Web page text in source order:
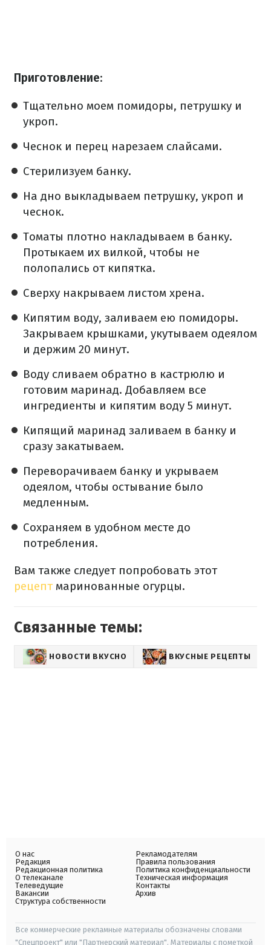
Приготовление:
Тщательно моем помидоры, петрушку и
укроп.
Чеснок и перец нарезаем слайсами.
Стерилизуем банку.
На дно выкладываем петрушку, укроп и
чеснок.
Томаты плотно накладываем в банку.
Протыкаем их вилкой, чтобы не
полопались от кипятка.
Сверху накрываем листом хрена.
Кипятим воду, заливаем ею помидоры.
Закрываем крышками, укутываем одеялом
и держим 20 минут.
Воду сливаем обратно в кастрюлю и
готовим маринад. Добавляем все
ингредиенты и кипятим воду 5 минут.
Кипящий маринад заливаем в банку и
сразу закатываем.
Переворачиваем банку и укрываем
одеялом, чтобы остывание было
медленным.
Сохраняем в удобном месте до
потребления.
Вам также следует попробовать этот
рецепт маринованные огурцы.
Связанные темы:
НОВОСТИ ВКУСНО ВКУСНЫЕ РЕЦЕПТЫ
О нас
Редакция
Редакционная политика
О телеканале
Телеведущие
Вакансии
Структура собственности
Рекламодателям
Правила пользования
Политика конфиденциальности
Техническая информация
Контакты
Архив
Все коммерческие рекламные материалы обозначены словами
"Спецпроект" или "Партнерский материал". Материалы с пометкой